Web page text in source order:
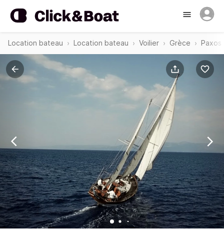
Location bateau Location bateau Voilier Grèce Paxos